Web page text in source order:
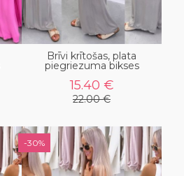
Brīvi krītošas, plata
piegriezuma bikses
15.40 €
22.00 €
-30%